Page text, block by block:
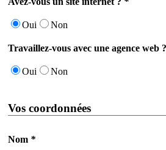
Oui Non
Travaillez-vous avec une agence web ?
Oui Non
Vos coordonnées
Nom *